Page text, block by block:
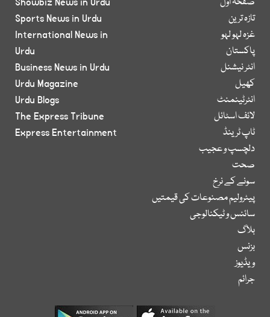
تازہ ترین
غزہ لہو لہو
پاکستان
انٹر نیشنل
کھیل
انٹرٹینمنٹ
لائف اسٹائل
ٹاپ ٹرینڈ
دلچسپ و عجیب
صحت
سونے کے نرخ
پیٹرولیم مصنوعات کی قیمتیں
سائنس و ٹیکنالوجی
بلاگ
بزنس
ویڈیوز
جرائم
Sports News in Urdu
International News in
Urdu
Business News in Urdu
Urdu Magazine
Urdu Blogs
The Express Tribune
Express Entertainment